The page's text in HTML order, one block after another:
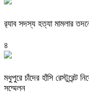
র‌্যাব সদস্য হত্যা মামলার
৪
মধুপুরে চাঁদের হাঁসি রেস্টুরেন্ট
সম্মেলন